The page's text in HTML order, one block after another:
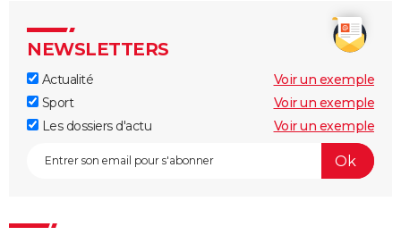
NEWSLETTERS
Actualité
Voir un exemple
Sport
Voir un exemple
Les dossiers d'actu
Voir un exemple